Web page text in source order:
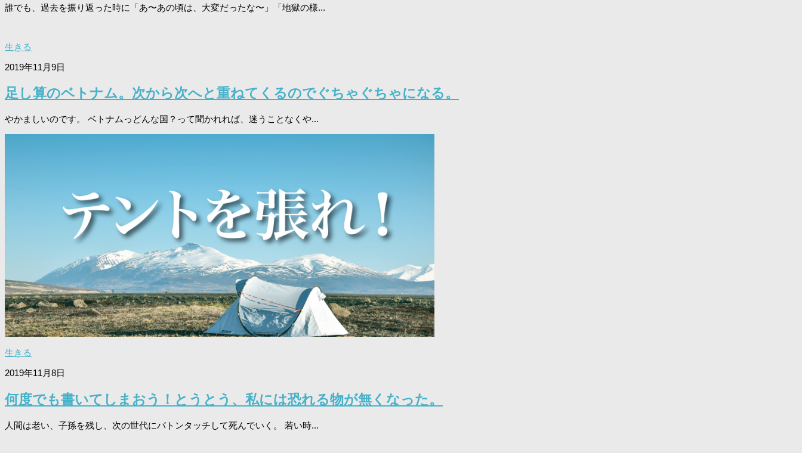
誰でも、過去を振り返った時に「あ〜あの頃は、大変だったな〜」「地獄の様...
生きる
2019年11月9日
足し算のベトナム。次から次へと重ねてくるのでぐちゃぐちゃになる。
やかましいのです。 ベトナムっどんな国？って聞かれれば、迷うことなくや...
生きる
2019年11月8日
何度でも書いてしまおう！とうとう、私には恐れる物が無くなった。
人間は老い、子孫を残し、次の世代にバトンタッチして死んでいく。 若い時...